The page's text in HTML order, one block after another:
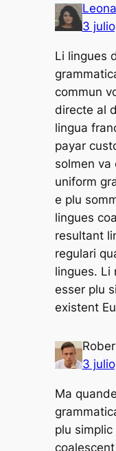
3
Li lingues
commun
directe al
lingua
payar
solmen va
uniform
e plu
lingues
resultant
regulari
lingues. Li
esser plu
existent
3
Ma
plu